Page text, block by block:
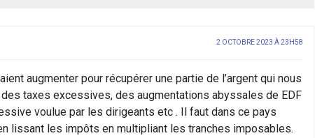
2 OCTOBRE 2023 À 23H58
augmenter pour récupérer une partie de l’argent qui nous
taxes excessives, des augmentations abyssales de EDF
voulue par les dirigeants etc . Il faut dans ce pays
lissant les impôts en multipliant les tranches imposables.